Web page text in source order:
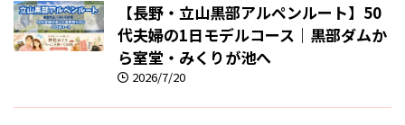
【長野・立山黒部アルペンルート】50
代夫婦の1日モデルコース｜黒部ダムか
ら室堂・みくりが池へ
2026/7/20